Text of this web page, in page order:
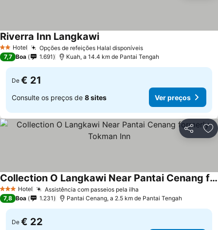
2 Estrelas
Hotel Opções de refeições Halal disponíveis
Riverra Inn Langkawi
7,7 Boa 1.691 Kuah, a 14.4 km de Pantai Tengah
De € 21
Consulte os preços de 8 sites Ver preços
Partilhar
3 EstrelasHotel Assistência com passeios pela ilha
Collection O Langkawi Near Pantai Cenang formerly Tokman Inn
7,8 Boa 1.231 Pantai Cenang, a 2.5 km de Pantai Tengah
De € 22